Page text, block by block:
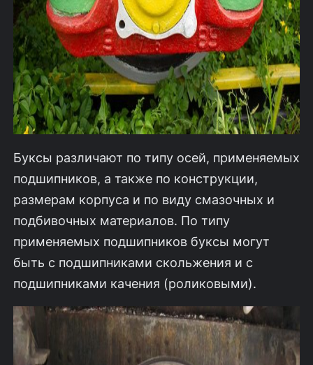
Буксы различают по типу осей, применяемых
подшипников, а также по конструкции,
размерам корпуса и по виду смазочных и
подбивочных материалов. По типу
применяемых подшипников буксы могут
быть с подшипниками скольжения и с
подшипниками качения (роликовыми).